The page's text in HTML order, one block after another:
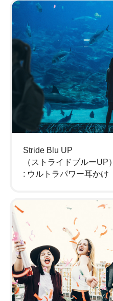
Stride Blu UP
（ストライドブルーUP）
: ウルトラパワー耳かけ